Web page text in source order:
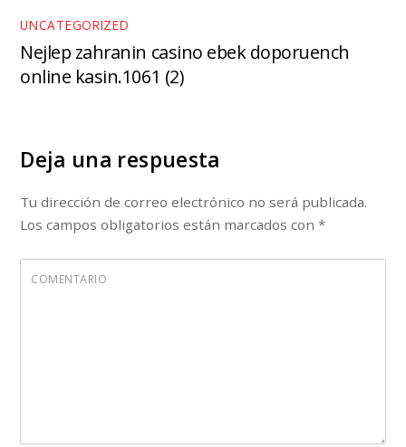
UNCATEGORIZED
Nejlep zahranin casino ebek doporuench
online kasin.1061 (2)
Deja una respuesta
Tu dirección de correo electrónico no será publicada.
Los campos obligatorios están marcados con*
COMENTARIO